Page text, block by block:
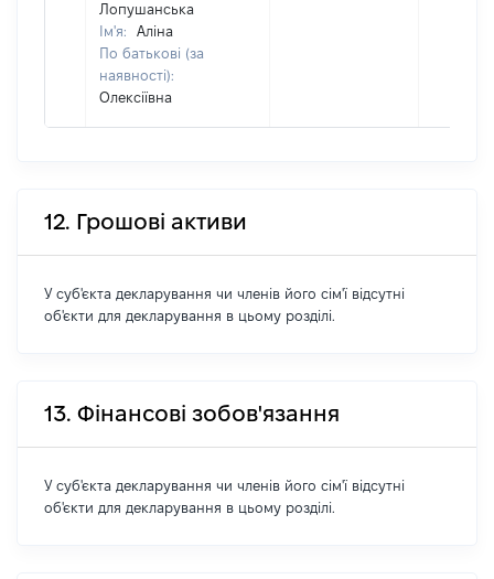
Лопушанська
Ім'я:
Аліна
По батькові (за
наявності):
Олексіївна
12. Грошові активи
У суб'єкта декларування чи членів його сім'ї відсутні
об'єкти для декларування в цьому розділі.
13. Фінансові зобов'язання
У суб'єкта декларування чи членів його сім'ї відсутні
об'єкти для декларування в цьому розділі.